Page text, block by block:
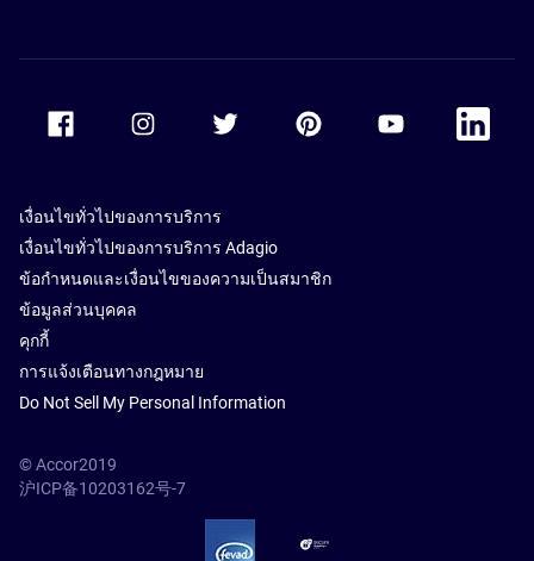
Accor Facebook Accor TwitterAccor PinterestAccor Youtube
Accor
เงื่อนไขทั่วไปของการบริการ
เงื่อนไขทั่วไปของการบริการ Adagio
ข้อกำหนดและเงื่อนไขของความเป็นสมาชิก
ข้อมูลส่วนบุคคล
คุกกี้
การแจ้งเตือนทางกฎหมาย
Do Not Sell My Personal Information
© Accor2019
沪ICP备10203162号-7